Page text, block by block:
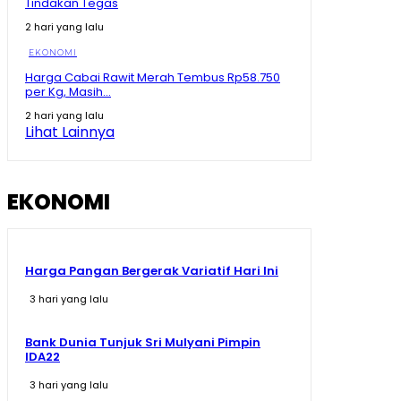
01:16
Tegas! Menko Zulhas Ancam Tutup SPPG yang Nekat
09:13
2 hari yang lalu
EKONOMI
Harga Cabai Rawit Merah Tembus Rp58.750
per Kg, Masih...
2 hari yang lalu
Lihat Lainnya
EKONOMI
Harga Pangan Bergerak Variatif Hari Ini
3 hari yang lalu
Bank Dunia Tunjuk Sri Mulyani Pimpin
IDA22
3 hari yang lalu